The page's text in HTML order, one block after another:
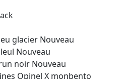
glacier Nouveau
Nouveau
noir Nouveau
Opinel X monbento